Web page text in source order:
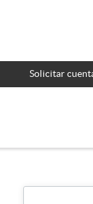
Solicitar